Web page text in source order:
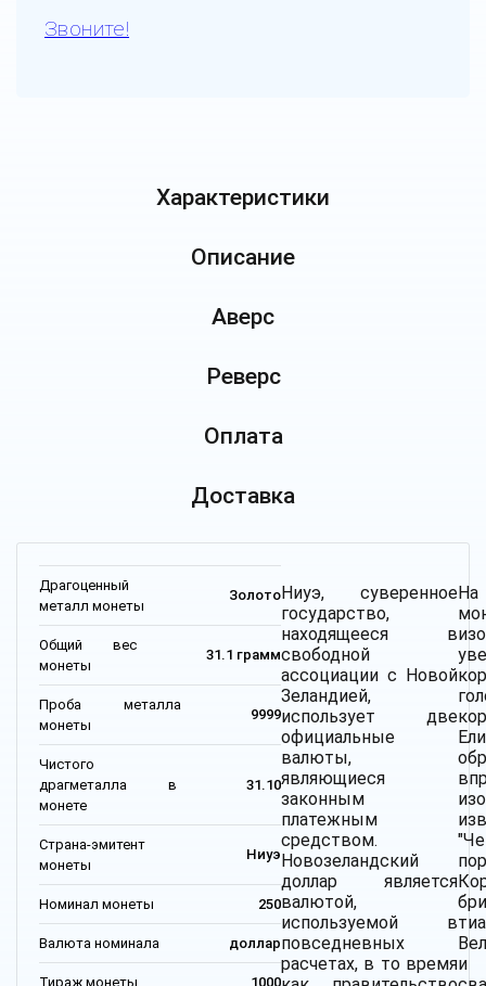
Звоните!
Характеристики
Описание
Аверс
Реверс
Оплата
Доставка
Драгоценный
металл монеты
Золото
Общий вес
монеты
31.1 грамм
Проба металла
монеты
9999
Чистого
драгметалла в
монете
31.10
Страна-эмитент
монеты
Ниуэ
Номинал монеты 250
Валюта номинала доллар
Тираж монеты 1000
Ниуэ, суверенное
государство,
находящееся в
свободной
ассоциации с Новой
Зеландией,
использует две
официальные
валюты,
являющиеся
законным
платежным
средством.
Новозеландский
доллар является
валютой,
используемой в
повседневных
расчетах, в то времяи